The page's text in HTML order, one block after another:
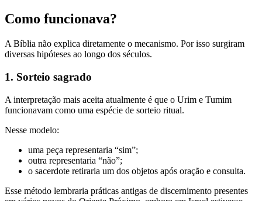
Como funcionava?
A Bíblia não explica diretamente o mecanismo. Por isso surgiram
diversas hipóteses ao longo dos séculos.
1. Sorteio sagrado
A interpretação mais aceita atualmente é que o Urim e Tumim
funcionavam como uma espécie de sorteio ritual.
Nesse modelo:
uma peça representaria “sim”;
outra representaria “não”;
o sacerdote retiraria um dos objetos após oração e consulta.
Esse método lembraria práticas antigas de discernimento presentes